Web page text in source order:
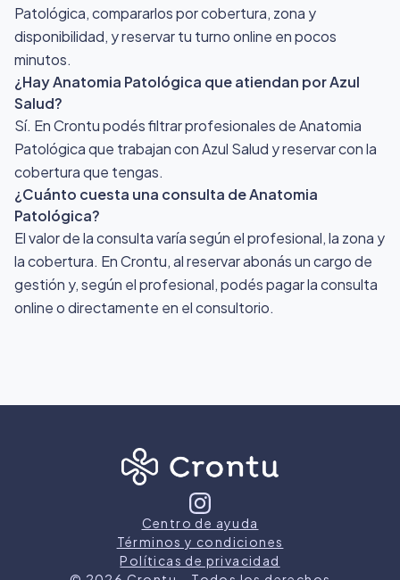
Patológica, compararlos por cobertura, zona y
disponibilidad, y reservar tu turno online en pocos
minutos.
¿Hay Anatomia Patológica que atiendan por Azul
Salud?
Sí. En Crontu podés filtrar profesionales de Anatomia
Patológica que trabajan con Azul Salud y reservar con la
cobertura que tengas.
¿Cuánto cuesta una consulta de Anatomia
Patológica?
El valor de la consulta varía según el profesional, la zona y
la cobertura. En Crontu, al reservar abonás un cargo de
gestión y, según el profesional, podés pagar la consulta
online o directamente en el consultorio.
Centro de ayuda
Términos y condiciones
Políticas de privacidad